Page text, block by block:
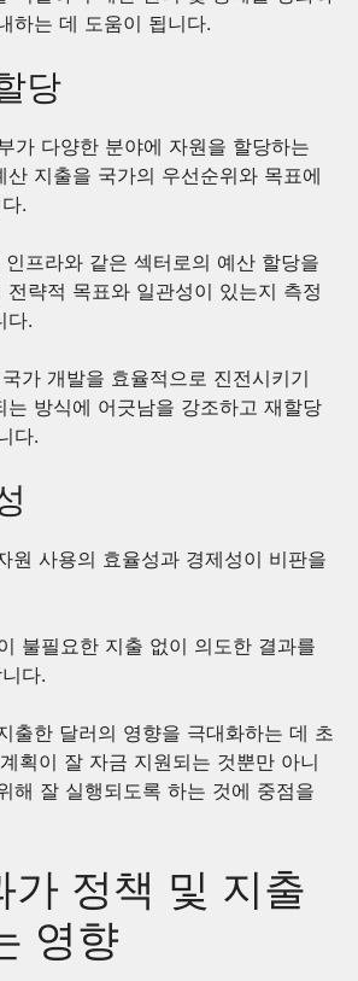
하는 데 도움이 됩니다.
당
가 다양한 분야에 자원을 할당하는
산 지출을 국가의 우선순위와 목표에
.
프라와 같은 섹터로의 예산 할당을
전략적 목표와 일관성이 있는지 측정
다.
가 개발을 효율적으로 진전시키기
는 방식에 어긋남을 강조하고 재할당
다.
원 사용의 효율성과 경제성이 비판을
불필요한 지출 없이 의도한 결과를
다.
출한 달러의 영향을 극대화하는 데 초
획이 잘 자금 지원되는 것뿐만 아니
해 잘 실행되도록 하는 것에 중점을
가 정책 및 지출
영향